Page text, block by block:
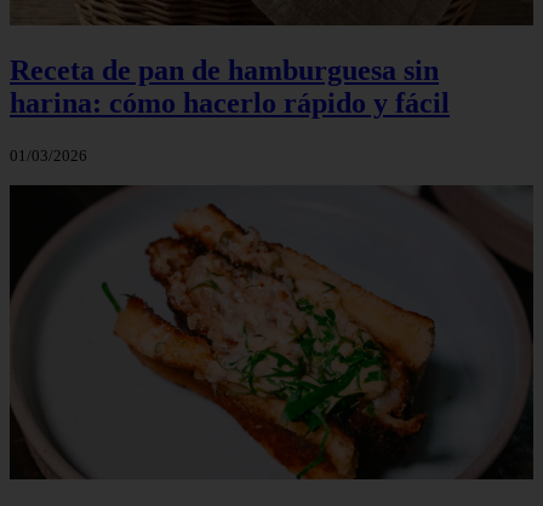
Receta de pan de hamburguesa sin
harina: cómo hacerlo rápido y fácil
01/03/2026